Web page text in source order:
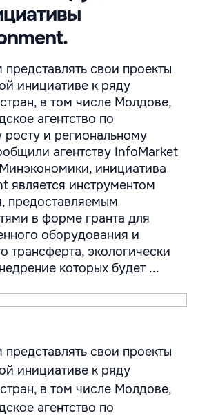
свои проекты
инициативе к ряду
в том числе Молдове,
агентство по
и региональному
агентству InfoMarket
инициатива
является инструментом
предоставляемым
в форме гранта для
оборудования и
трансферта, экологически
которых будет ...
свои проекты
инициативе к ряду
в том числе Молдове,
агентство по